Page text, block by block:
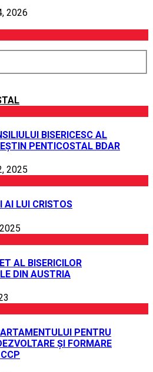
2026
BISERICESC AL
PENTICOSTAL BDAR
2025
AI LUI CRISTOS
AL BISERICILOR
DIN AUSTRIA
PENTRU
ȘI FORMARE